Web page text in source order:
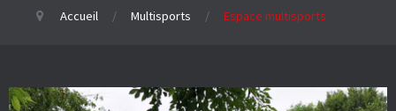
Accueil Multisports Espace multisports